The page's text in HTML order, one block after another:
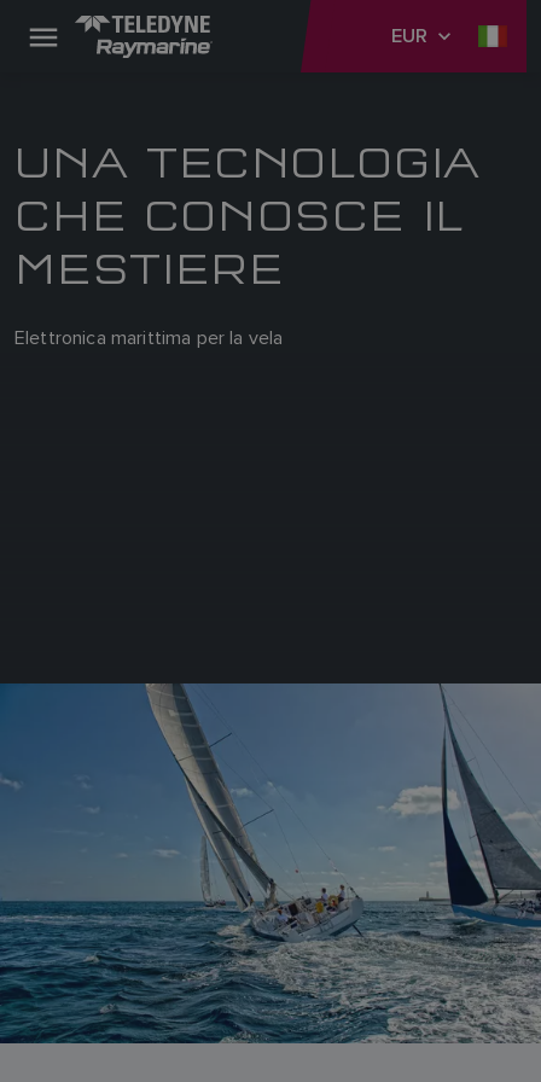
EUR
UNA TECNOLOGIA
CHE CONOSCE IL
MESTIERE
Elettronica marittima per la vela